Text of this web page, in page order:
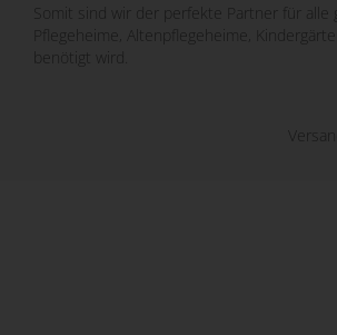
Somit sind wir der perfekte Partner für
Pflegeheime, Altenpflegeheime,
benötigt wird.